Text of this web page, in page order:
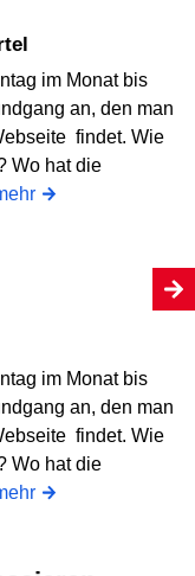
im Monat bis
an, den man
findet. Wie
Wo hat die
im Monat bis
an, den man
findet. Wie
Wo hat die